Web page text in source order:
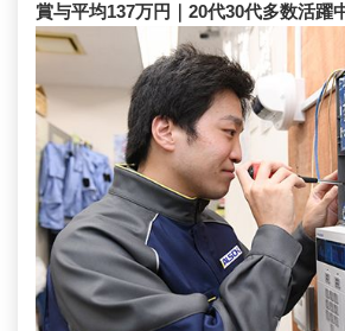
賞与平均137万円｜20代30代多数活躍